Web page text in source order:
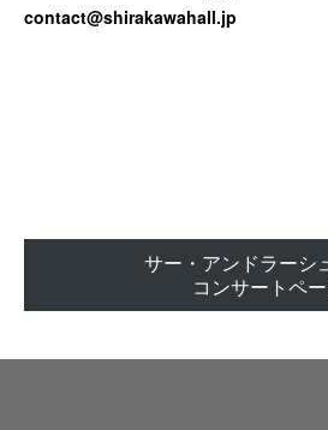
contact@shirakawahall.jp
サー・アンドラーシ
コンサートペ